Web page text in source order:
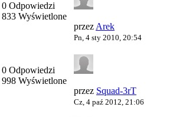
0 Odpowiedzi
833 Wyświetlone
przezArek
Pn, 4 sty 2010, 20:54
0 Odpowiedzi
998 Wyświetlone
przez Squad-3rT
Cz, 4 paź 2012, 21:06